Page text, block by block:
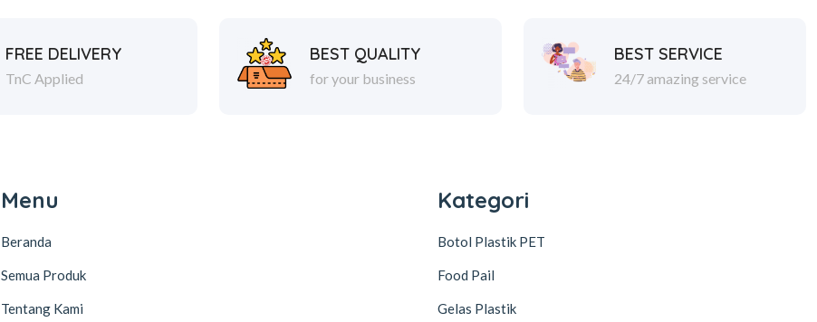
FREE DELIVERY
TnC Applied
BEST QUALITY
for your business
BEST SERVICE
24/7 amazing service
Menu
Beranda
Semua Produk
Tentang Kami
Kategori
Botol Plastik PET
Food Pail
Gelas Plastik